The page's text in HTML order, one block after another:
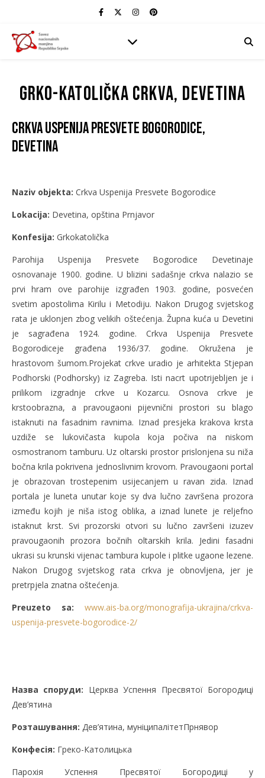
Grko-katolička crkva, Devetina
Crkva Uspenija Presvete Bogorodice,
Devetina
Naziv objekta: Crkva Uspenija Presvete Bogorodice
Lokacija: Devetina, opština Prnjavor
Konfesija: Grkokatolička
Parohija Uspenija Presvete Bogorodice Devetinaje
osnovanaje 1900. godine. U blizini sadašnje crkva nalazio se
prvi hram ove parohije izgrađen 1903. godine, posvećen
svetim apostolima Kirilu i Metodiju. Nakon Drugog svjetskog
rata je uklonjen zbog velikih oštećenja. Župna kuća u Devetini
je sagrađena 1924. godine. Crkva Uspenija Presvete
Bogorodiceje građena 1936/37. godine. Okružena je
hrastovom šumom.Projekat crkve uradio je arhitekta Stjepan
Podhorski (Podhorsky) iz Zagreba. Isti nacrt upotrijebljen je i
prilikom izgradnje crkve u Kozarcu. Osnova crkve je
krstoobrazna, a pravougaoni pijevnični prostori su blago
istaknuti na fasadnim ravnima. Iznad presjeka krakova krsta
uzdiže se lukovičasta kupola koja počiva na niskom
osmostranom tamburu. Uz oltarski prostor prislonjena su niža
bočna krila pokrivena jednoslivnim krovom. Pravougaoni portal
je obrazovan trostepenim usijecanjem u ravan zida. Iznad
portala je luneta unutar koje sy dva lučno završena prozora
između kojih je niša istog oblika, a iznad lunete je reljefno
istaknut krst. Svi prozorski otvori su lučno završeni izuzev
pravougaonih prozora bočnih oltarskih krila. Jedini fasadni
ukrasi su krunski vijenac tambura kupole i plitke ugaone lezene.
Nakon Drugog svjetskog rata crkva je obnovljena, jer je
pretrpjela znatna oštećenja.
Preuzeto sa:
www.ais-ba.org/monografija-ukrajina/crkva-
uspenija-presvete-bogorodice-2/
Назва споруди: Церква Успення Пресвятої Богородиці
Дев’ятина
Розташування: Дев’ятина, муніципалітетПрнявор
Конфесія: Греко-Католицька
Парохія Успення Пресвятої Богородиці у